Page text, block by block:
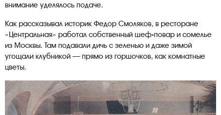
внимание уделялось подаче.
Как рассказывал историк Федор Смоляков, в ресторане
«Центральная» работал собственный шеф-повар и сомелье
из Москвы. Там подавали дичь с зеленью и даже зимой
угощали клубникой — прямо из горшочков, как комнатные
цветы.